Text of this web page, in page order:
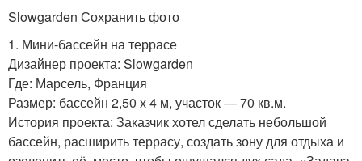
Slowgarden Сохранить фото
1. Мини-бассейн на террасе
Дизайнер проекта: Slowgarden
Где: Марсель, Франция
Размер: бассейн 2,50 х 4 м, участок — 70 кв.м.
История проекта: Заказчик хотел сделать небольшой
бассейн, расширить террасу, создать зону для отдыха и